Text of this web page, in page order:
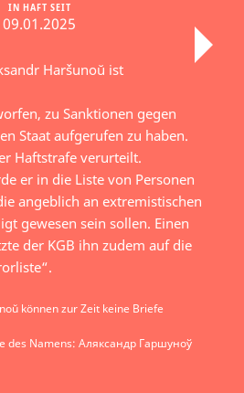
IN HAFT SEIT
09.01.2025
Haršunoŭ ist
zu Sanktionen gegen
Staat aufgerufen zu haben.
Haftstrafe verurteilt.
er in die Liste von Personen
angeblich an extremistischen
gewesen sein sollen. Einen
der KGB ihn zudem auf die
können zur Zeit keine Briefe
des Namens: Аляксандр Гаршуноў